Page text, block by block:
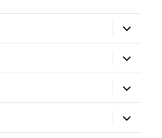
展
開
子
選
單
展
開
子
選
單
展
開
子
選
單
展
開
子